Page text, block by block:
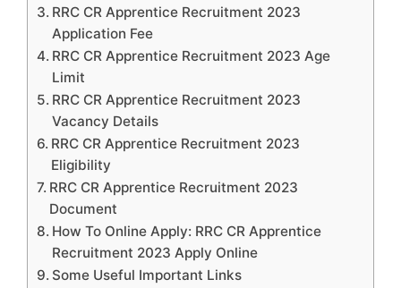
RRC CR Apprentice Recruitment 2023
Application Fee
RRC CR Apprentice Recruitment 2023 Age
Limit
RRC CR Apprentice Recruitment 2023
Vacancy Details
RRC CR Apprentice Recruitment 2023
Eligibility
RRC CR Apprentice Recruitment 2023
Document
How To Online Apply: RRC CR Apprentice
Recruitment 2023 Apply Online
Some Useful Important Links